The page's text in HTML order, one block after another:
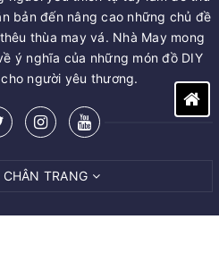
bản đến nâng cao những chủ đề
thùa may vá. Nhà May mong
ý nghĩa của những món đồ DIY
người yêu thương.
CHÂN TRANG